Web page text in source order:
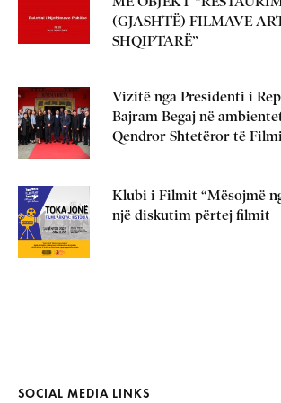
(GJASHTË) FILMAVE
SHQIPTARË”
Vizitë nga Presidenti i
Bajram Begaj në
Qendror Shtetëror të
Klubi i Filmit “Mësojmë
një diskutim përtej filmit
SOCIAL MEDIA LINKS